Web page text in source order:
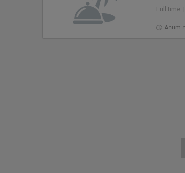
Full time
Acum